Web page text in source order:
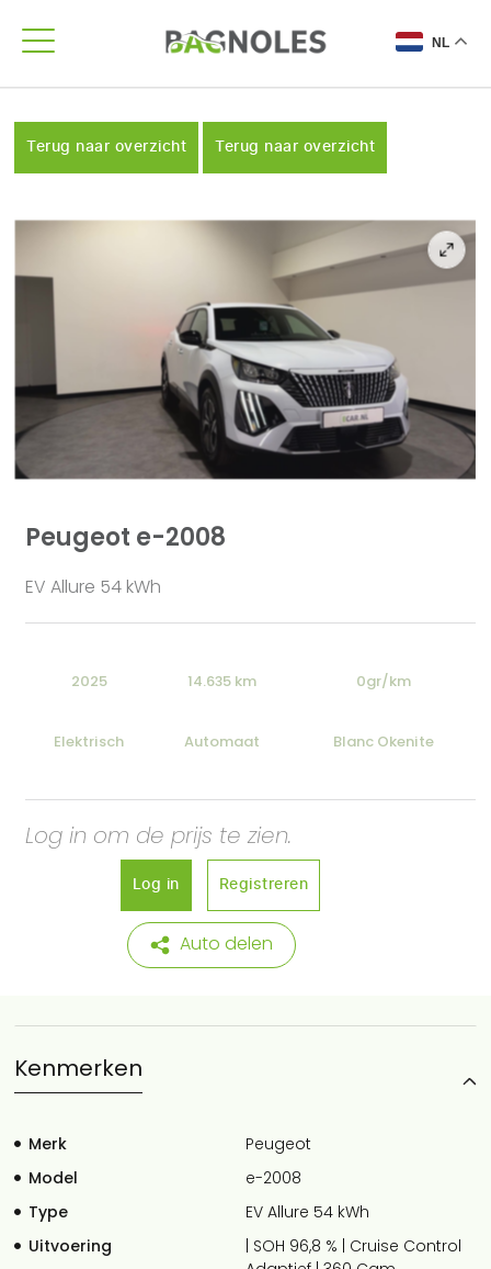
NL
Terug naar overzicht Terug naar overzicht
Peugeot e-2008
EV Allure 54 kWh
2025 14.635 km 0gr/km
Elektrisch Automaat Blanc Okenite
Log in om de prijs te zien.
Log in Registreren
Auto delen
Kenmerken
Merk
Peugeot
Model
e-2008
Type
EV Allure 54 kWh
Uitvoering
| SOH 96,8 % | Cruise Control